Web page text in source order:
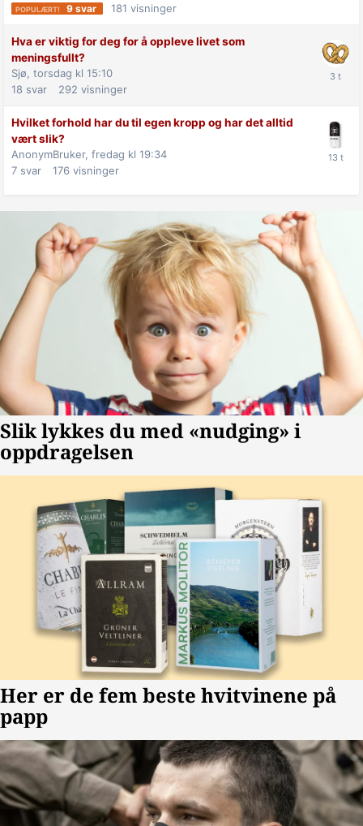
9 svar 181 visninger
Hva er viktig for deg for å oppleve livet som
meningsfullt?
Sjø, torsdag kl 15:10
18 svar 292 visninger
Hvilket forhold har du til egen kropp og har det alltid
vært slik?
AnonymBruker, fredag kl 19:34
7 svar 176 visninger